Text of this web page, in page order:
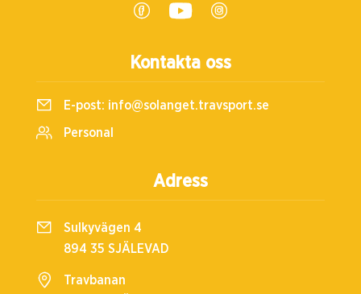
Kontakta oss
E-post: info@solanget.travsport.se
Personal
Adress
Sulkyvägen 4
894 35 SJÄLEVAD
Travbanan